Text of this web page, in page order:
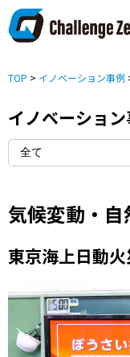
TOP > イノベーション事例
イノベーショ
気候変動・
東京海上日動